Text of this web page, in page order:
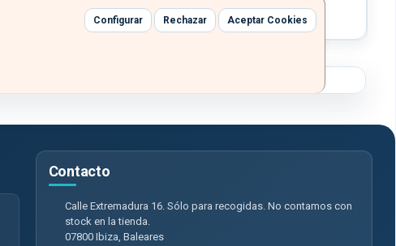
Configurar Rechazar Aceptar Cookies
Contacto
Calle Extremadura 16. Sólo para recogidas. No contamos con
stock en la tienda.
07800 Ibiza, Baleares